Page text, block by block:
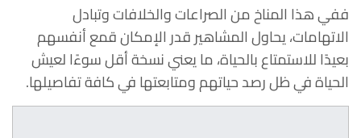
ففي هذا المناخ من الصراعات والخلافات وتبادل
الاتهامات، يحاول المشاهير قدر الإمكان قمع أنفسهم
بعيدًا للاستمتاع بالحياة، ما يعني نسخة أقل سوءًا لعيش
الحياة في ظل رصد حياتهم ومتابعتها في كافة تفاصيلها.